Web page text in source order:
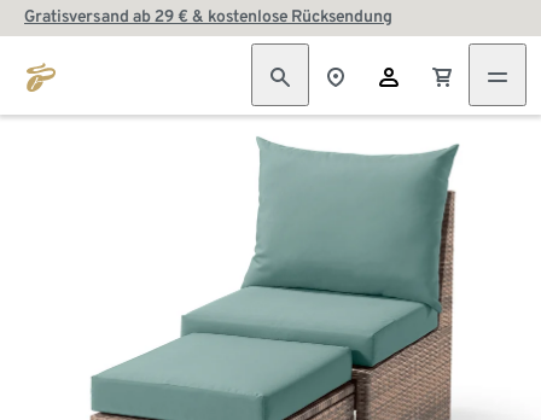
Gratisversand ab 29 € & kostenlose Rücksendung